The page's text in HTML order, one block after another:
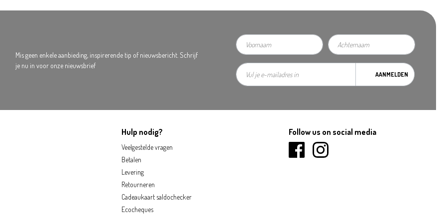
Mis geen enkele aanbieding, inspirerende tip of nieuwsbericht. Schrijf
je nu in voor onze nieuwsbrief
AANMELDEN
Hulp nodig?
Veelgestelde vragen
Betalen
Levering
Retourneren
Cadeaukaart saldochecker
Ecocheques
Follow us on social media